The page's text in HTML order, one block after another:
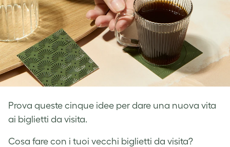
Prova queste cinque idee per dare una nuova vita
ai biglietti da visita.
Cosa fare con i tuoi vecchi biglietti da visita?